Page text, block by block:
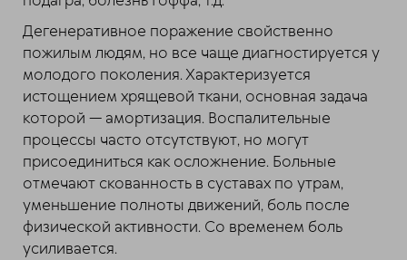
Дегенеративное поражение свойственно
пожилым людям, но все чаще диагностируется у
молодого поколения. Характеризуется
истощением хрящевой ткани, основная задача
которой — амортизация. Воспалительные
процессы часто отсутствуют, но могут
присоединиться как осложнение. Больные
отмечают скованность в суставах по утрам,
уменьшение полноты движений, боль после
физической активности. Со временем боль
усиливается.